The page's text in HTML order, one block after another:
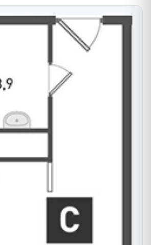
районы города.
компания, система
за счет отсутствия
собственная котельная.
расположена остановка
что позволит вам
районы города.
в соответствии с
№214.
узнавайте в отделе продаж
по телефону 8-800-550-